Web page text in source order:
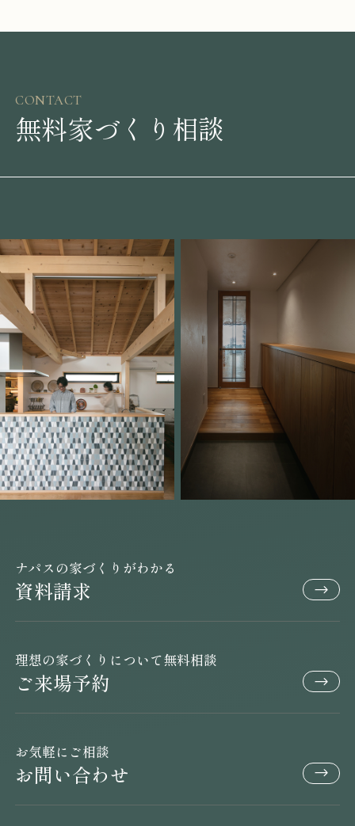
CONTACT
無料家づくり相談
ナパスの家づくりがわかる
資料請求
理想の家づくりについて無料相談
ご来場予約
お気軽にご相談
お問い合わせ